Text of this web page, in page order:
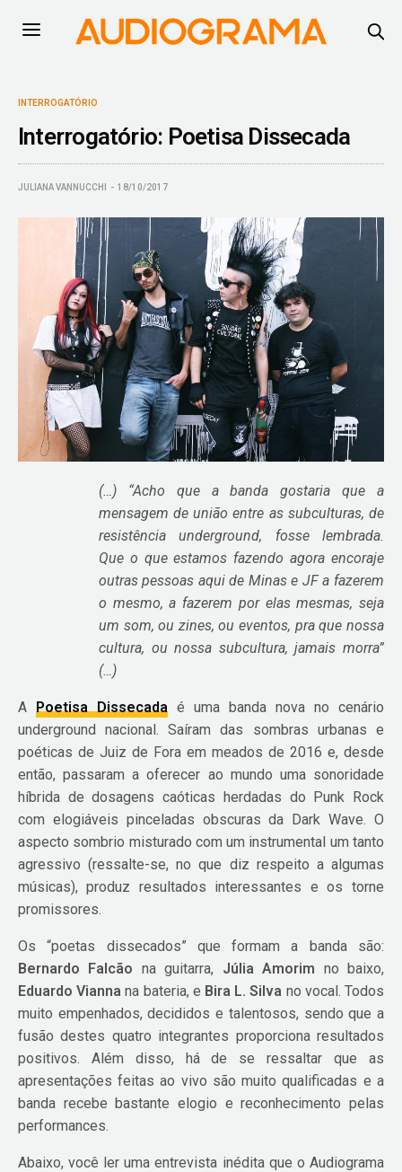
INTERROGATÓRIO
Interrogatório: Poetisa Dissecada
JULIANA VANNUCCHI 18/10/2017
(…) “Acho que a banda gostaria que a
mensagem de união entre as subculturas, de
resistência underground, fosse lembrada.
Que o que estamos fazendo agora encoraje
outras pessoas aqui de Minas e JF a fazerem
o mesmo, a fazerem por elas mesmas, seja
um som, ou zines, ou eventos, pra que nossa
cultura, ou nossa subcultura, jamais morra”
(…)
A Poetisa Dissecada é uma banda nova no cenário
underground nacional. Saíram das sombras urbanas e
poéticas de Juiz de Fora em meados de 2016 e, desde
então, passaram a oferecer ao mundo uma sonoridade
híbrida de dosagens caóticas herdadas do Punk Rock
com elogiáveis pinceladas obscuras da Dark Wave. O
aspecto sombrio misturado com um instrumental um tanto
agressivo (ressalte-se, no que diz respeito a algumas
músicas), produz resultados interessantes e os torne
promissores.
Os “poetas dissecados” que formam a banda são:
Bernardo Falcão na guitarra, Júlia Amorim no baixo,
Eduardo Vianna na bateria, e Bira L. Silva no vocal. Todos
muito empenhados, decididos e talentosos, sendo que a
fusão destes quatro integrantes proporciona resultados
positivos. Além disso, há de se ressaltar que as
apresentações feitas ao vivo são muito qualificadas e a
banda recebe bastante elogio e reconhecimento pelas
performances.
Abaixo, você ler uma entrevista inédita que o Audiograma